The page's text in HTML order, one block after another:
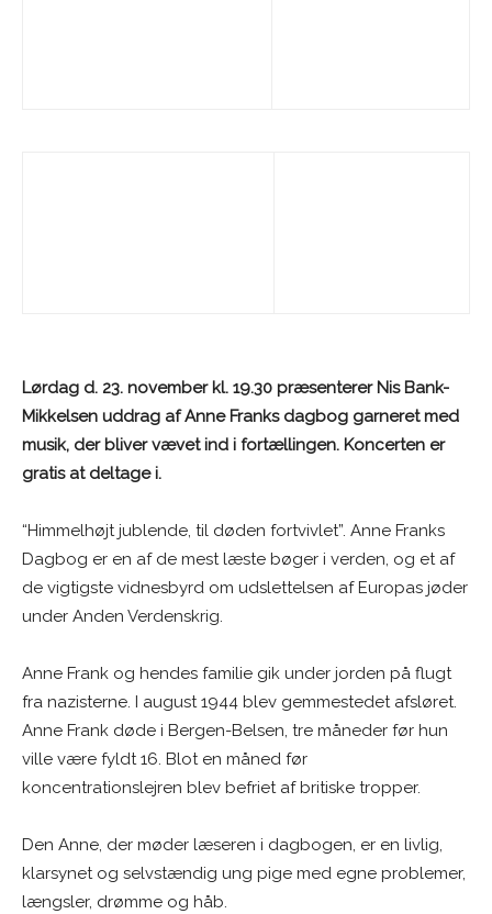
Lørdag d. 23. november kl. 19.30 præsenterer Nis Bank-
Mikkelsen uddrag af Anne Franks dagbog garneret med
musik, der bliver vævet ind i fortællingen. Koncerten er
gratis at deltage i.
“Himmelhøjt jublende, til døden fortvivlet”. Anne Franks
Dagbog er en af de mest læste bøger i verden, og et af
de vigtigste vidnesbyrd om udslettelsen af Europas jøder
under Anden Verdenskrig.
Anne Frank og hendes familie gik under jorden på flugt
fra nazisterne. I august 1944 blev gemmestedet afsløret.
Anne Frank døde i Bergen-Belsen, tre måneder før hun
ville være fyldt 16. Blot en måned før
koncentrationslejren blev befriet af britiske tropper.
Den Anne, der møder læseren i dagbogen, er en livlig,
klarsynet og selvstændig ung pige med egne problemer,
længsler, drømme og håb.